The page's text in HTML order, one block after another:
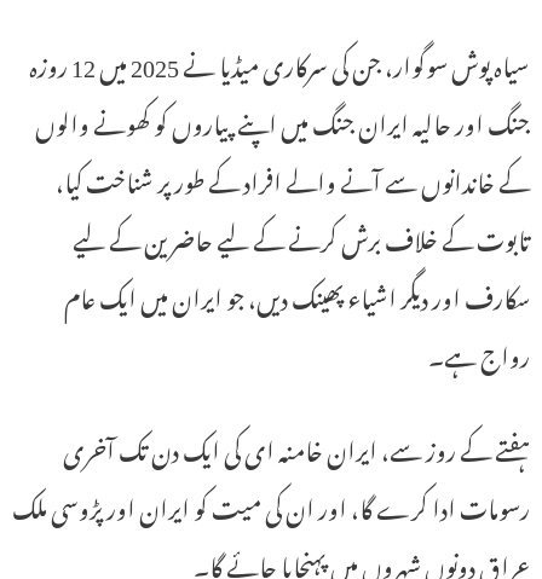
سیاہ پوش سوگوار، جن کی سرکاری میڈیا نے 2025 میں 12 روزہ
جنگ اور حالیہ ایران جنگ میں اپنے پیاروں کو کھونے والوں
کے خاندانوں سے آنے والے افراد کے طور پر شناخت کیا،
تابوت کے خلاف برش کرنے کے لیے حاضرین کے لیے
سکارف اور دیگر اشیاء پھینک دیں، جو ایران میں ایک عام
رواج ہے۔
ہفتے کے روز سے، ایران خامنہ ای کی ایک دن تک آخری
رسومات ادا کرے گا، اور ان کی میت کو ایران اور پڑوسی ملک
عراق دونوں شہروں میں پہنچایا جائے گا۔